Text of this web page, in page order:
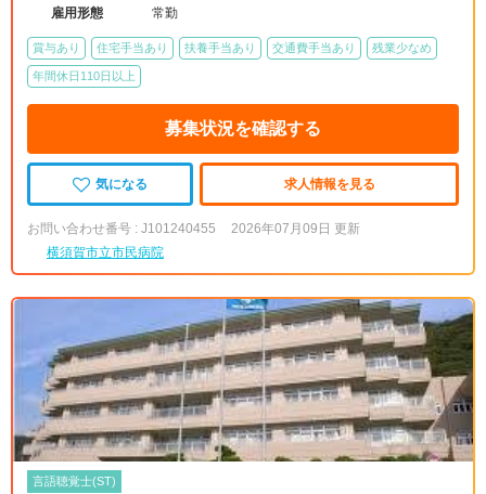
雇用形態
常勤
賞与あり 住宅手当あり 扶養手当あり 交通費手当あり 残業少なめ
年間休日110日以上
募集状況を確認する
気になる 求人情報を見る
お問い合わせ番号 : J101240455
2026年07月09日 更新
横須賀市立市民病院
言語聴覚士(ST)